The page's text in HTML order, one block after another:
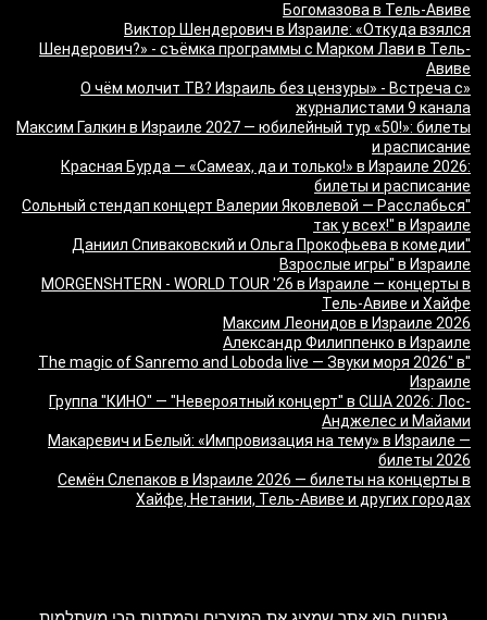
Богомазова в Тель-Авиве
Виктор Шендерович в Израиле: «Откуда взялся
Шендерович?» - съёмка программы с Марком Лави в Тель-
Авиве
«О чём молчит ТВ? Израиль без цензуры» - Встреча с
журналистами 9 канала
Максим Галкин в Израиле 2027 — юбилейный тур «50!»: билеты
и расписание
Красная Бурда — «Самеах, да и только!» в Израиле 2026:
билеты и расписание
"Сольный стендап концерт Валерии Яковлевой — Расслабься
так у всех!" в Израиле
"Даниил Спиваковский и Ольга Прокофьева в комедии
Взрослые игры" в Израиле
MORGENSHTERN - WORLD TOUR '26 в Израиле — концерты в
Тель-Авиве и Хайфе
Максим Леонидов в Израиле 2026
Александр Филиппенко в Израиле
"The magic of Sanremo and Loboda live — Звуки моря 2026" в
Израиле
Группа "КИНО" — "Невероятный концерт" в США 2026: Лос-
Анджелес и Майами
Макаревич и Белый: «Импровизация на тему» в Израиле —
билеты 2026
Семён Слепаков в Израиле 2026 — билеты на концерты в
Хайфе, Нетании, Тель-Авиве и других городах